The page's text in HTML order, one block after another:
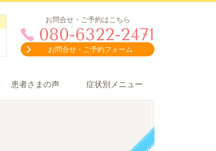
お問合せ・ご予約はこちら
080-6322-2471
お問合せ・ご予約フォーム
患者さまの声 症状別メニュー